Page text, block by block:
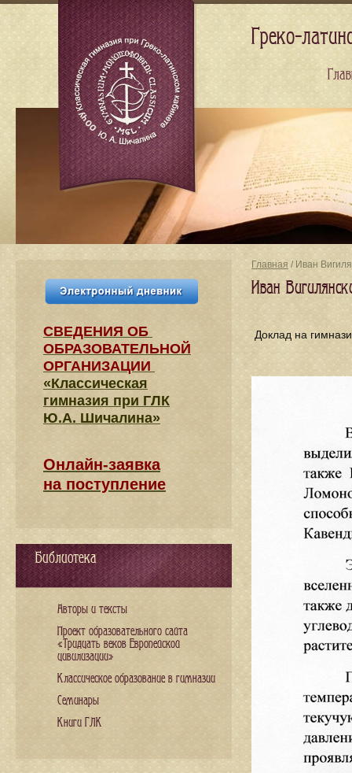
Главная / Иван
Иван
Доклад на
СВЕДЕНИЯ​ ОБ
ОБРАЗОВАТЕЛЬНОЙ
ОРГАНИЗАЦИИ
«Классическая
гимназия при ГЛК
Ю.А. Шичалина»
Онлайн-заявка
на поступление
Библиотека
Авторы и тексты
Проект образовательного сайта
«Тридцать веков Европейской
цивилизации»
Классическое образование в гимназии
Семинары
Книги ГЛК
Греко-